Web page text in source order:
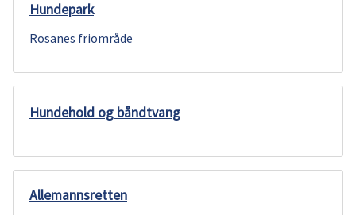
Hundepark
Rosanes friområde
Hundehold og båndtvang
Allemannsretten